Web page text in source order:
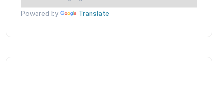
Powered by Translate